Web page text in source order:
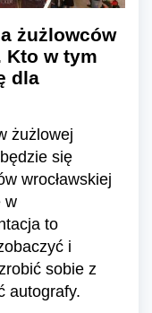
żużlowców
Kto w tym
dla
żużlowej
się
wrocławskiej
w
to
i
sobie z
autografy.